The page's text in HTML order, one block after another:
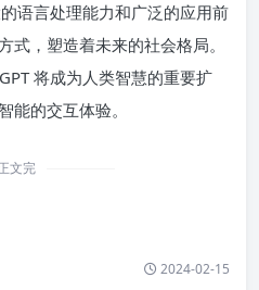
语言处理能力和广泛的应用前
式，塑造着未来的社会格局。
将成为人类智慧的重要扩
能的交互体验。
文完
2024-02-15